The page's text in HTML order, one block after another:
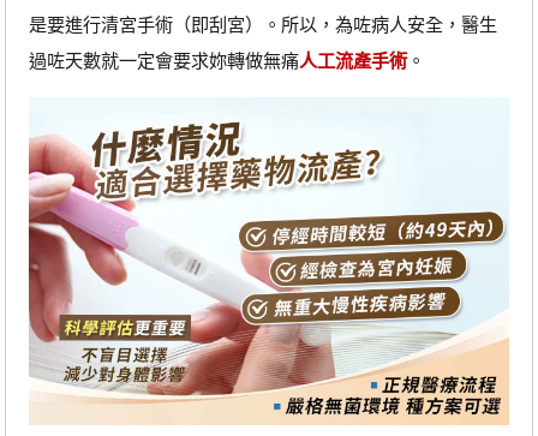
是要進行清宮手術（即刮宮）。所以，為咗病人安全，醫生
過咗天數就一定會要求妳轉做無痛人工流產手術。